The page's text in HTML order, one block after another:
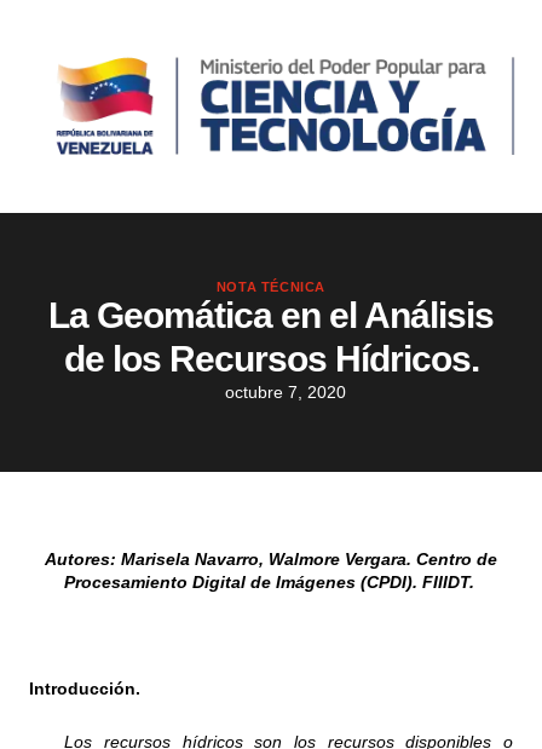
NOTA TÉCNICA
La Geomática en el Análisis
de los Recursos Hídricos.
octubre 7, 2020
Autores: Marisela Navarro, Walmore Vergara. Centro de
Procesamiento Digital de Imágenes (CPDI). FIIIDT.
Introducción.
Los recursos hídricos son los recursos disponibles o